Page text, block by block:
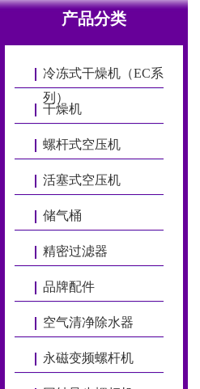
产品分类
冷冻式干燥机（EC系
列）
干燥机
螺杆式空压机
活塞式空压机
储气桶
精密过滤器
品牌配件
空气清净除水器
永磁变频螺杆机